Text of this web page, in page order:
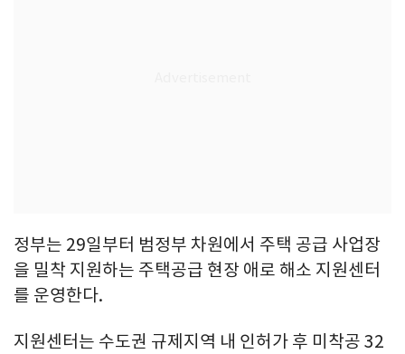
정부는 29일부터 범정부 차원에서 주택 공급 사업장
을 밀착 지원하는 주택공급 현장 애로 해소 지원센터
를 운영한다.
지원센터는 수도권 규제지역 내 인허가 후 미착공 32